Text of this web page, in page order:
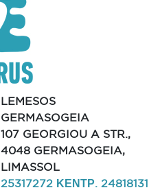
LEMESOS
GERMASOGEIA
107 GEORGIOU A STR.,
4048 GERMASOGEIA,
LIMASSOL
25317272 ΚΕΝΤΡ. 24818131